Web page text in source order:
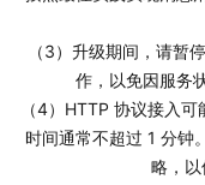
（3）升级期间，请暂
作，以免因服务
（4）HTTP 协议接入
时间通常不超过 1 分钟
略，以